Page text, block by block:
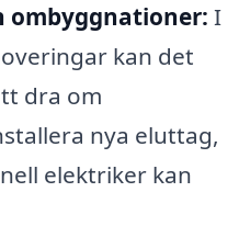
ombyggnationer: I
kan det
dra om
nya eluttag,
elektriker kan